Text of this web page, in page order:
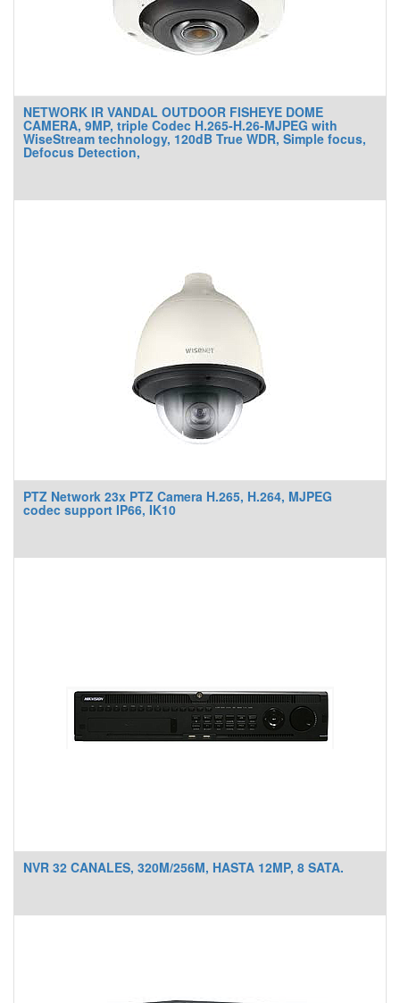
NETWORK IR VANDAL OUTDOOR FISHEYE DOME
CAMERA, 9MP, triple Codec H.265-H.26-MJPEG with
WiseStream technology, 120dB True WDR, Simple focus,
Defocus Detection,
PTZ Network 23x PTZ Camera H.265, H.264, MJPEG
codec support IP66, IK10
NVR 32 CANALES, 320M/256M, HASTA 12MP, 8 SATA.